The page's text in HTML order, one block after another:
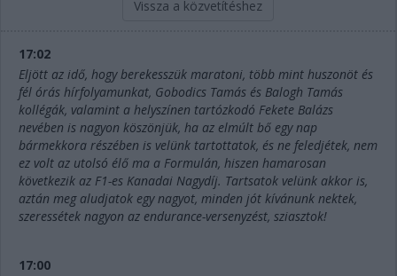
Vissza a közvetítéshez
17:02
Eljött az idő, hogy berekesszük maratoni, több mint huszonöt és
fél órás hírfolyamunkat, Gobodics Tamás és Balogh Tamás
kollégák, valamint a helyszínen tartózkodó Fekete Balázs
nevében is nagyon köszönjük, ha az elmúlt bő egy nap
bármekkora részében is velünk tartottatok, és ne feledjétek, nem
ez volt az utolsó élő ma a Formulán, hiszen hamarosan
következik az F1-es Kanadai Nagydíj. Tartsatok velünk akkor is,
aztán meg aludjatok egy nagyot, minden jót kívánunk nektek,
szeressétek nagyon az endurance-versenyzést, sziasztok!
17:00